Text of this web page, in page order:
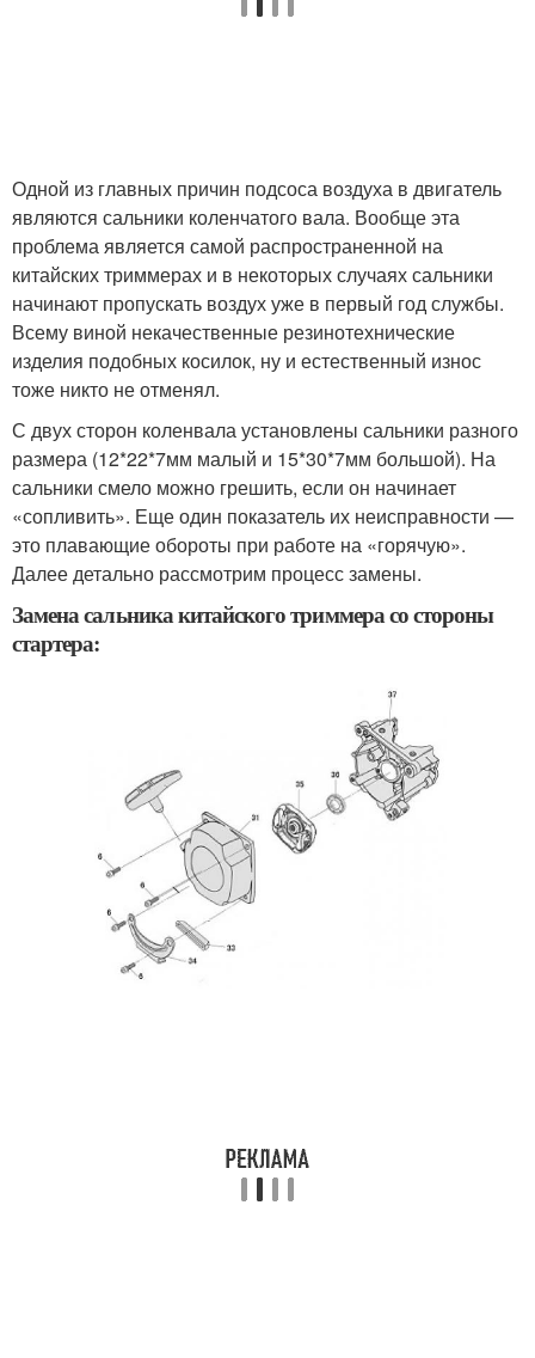
Одной из главных причин подсоса воздуха в двигатель
являются сальники коленчатого вала. Вообще эта
проблема является самой распространенной на
китайских триммерах и в некоторых случаях сальники
начинают пропускать воздух уже в первый год службы.
Всему виной некачественные резинотехнические
изделия подобных косилок, ну и естественный износ
тоже никто не отменял.
С двух сторон коленвала установлены сальники разного
размера (12*22*7мм малый и 15*30*7мм большой). На
сальники смело можно грешить, если он начинает
«сопливить». Еще один показатель их неисправности —
это плавающие обороты при работе на «горячую».
Далее детально рассмотрим процесс замены.
Замена сальника китайского триммера со стороны
стартера: